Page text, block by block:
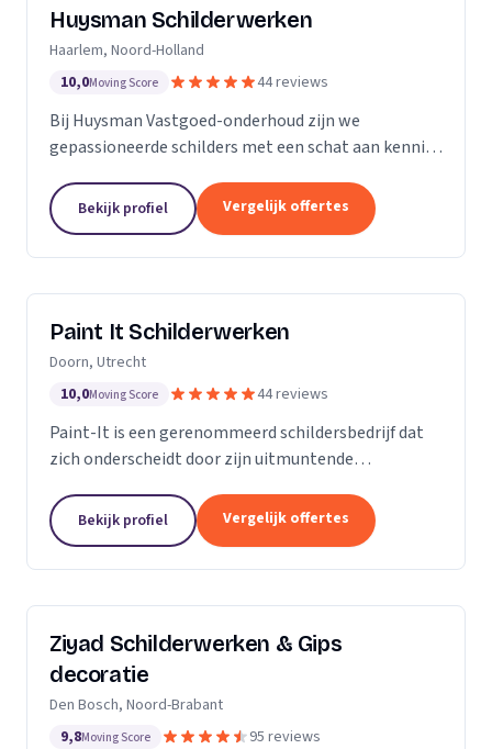
Huysman Schilderwerken
Haarlem, Noord-Holland
10,0Moving Score 44 reviews
Bij Huysman Vastgoed-onderhoud zijn we
gepassioneerde schilders met een schat aan kennis
diverse projecten en materialen, waardoor we een
breed scala...
Bekijk profiel Vergelijk offertes
Paint It Schilderwerken
Doorn, Utrecht
10,0Moving Score 44 reviews
Paint-It is een gerenommeerd schildersbedrijf dat
zich onderscheidt door zijn uitmuntende
ons werk en streven ernaar om elke klus tot een
succes te...
Bekijk profiel Vergelijk offertes
Ziyad Schilderwerken & Gips
decoratie
Den Bosch, Noord-Brabant
9,8Moving Score 95 reviews